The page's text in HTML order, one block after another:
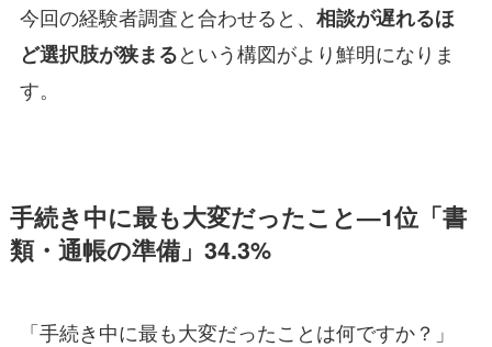
今回の経験者調査と合わせると、 相談が遅れるほ
ど選択肢が狭まるという構図がより鮮明になりま
す。
手続き中に最も大変だったこと—1位「書
類・通帳の準備」34.3%
「手続き中に最も大変だったことは何ですか？」